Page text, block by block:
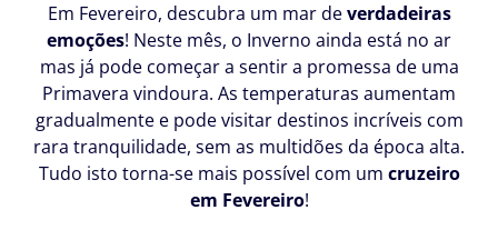
Em Fevereiro, descubra um mar deverdadeiras
emoções! Neste mês, o Inverno ainda está no ar
mas já pode começar a sentir a promessa de uma
Primavera vindoura. As temperaturas aumentam
gradualmente e pode visitar destinos incríveis com
rara tranquilidade, sem as multidões da época alta.
Tudo isto torna-se mais possível com um cruzeiro
em Fevereiro!